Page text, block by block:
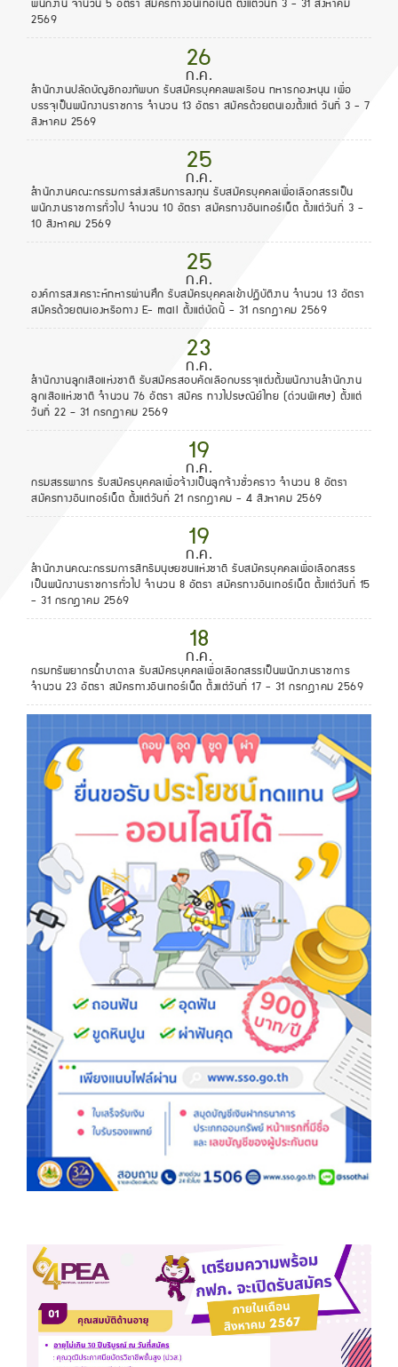
พนักงาน จำนวน 5 อัตรา สมัครทางอินเทอ์เน็ต ตั้งแต่วันที่ 3 - 31 สิงหาคม
2569
26
ก.ค.
สำนักงานปลัดบัญชีกองทัพบก รับสมัครบุคคลพลเรือน ทหารกองหนุน เพื่อ
บรรจุเป็นพนักงานราชการ จำนวน 13 อัตรา สมัครด้วยตนเองตั้งแต่ วันที่ 3 - 7
สิงหาคม 2569
25
ก.ค.
สำนักงานคณะกรรมการส่งเสริมการลงทุน รับสมัครบุคคลเพื่อเลือกสรรเป็น
พนักงานราชการทั่วไป จำนวน 10 อัตรา สมัครทางอินเทอร์เน็ต ตั้งแต่วันที่ 3 -
10 สิงหาคม 2569
25
ก.ค.
องค์การสงเคราะห์ทหารผ่านศึก รับสมัครบุคคลเข้าปฏิบัติงาน จำนวน 13 อัตรา
สมัครด้วยตนเองหรือทาง E- mail ตั้งแต่บัดนี้ - 31 กรกฎาคม 2569
23
ก.ค.
สํานักงานลูกเสือแห่งชาติ รับสมัครสอบคัดเลือกบรรจุแต่งตั้งพนักงานสํานักงาน
ลูกเสือแห่งชาติ จำนวน 76 อัตรา สมัคร ทางไปรษณีย์ไทย (ด่วนพิเศษ) ตั้งแต่
วันที่ 22 – 31 กรกฎาคม 2569
19
ก.ค.
กรมสรรพากร รับสมัครบุคคลเพื่อจ้างเป็นลูกจ้างชั่วคราว จำนวน 8 อัตรา
สมัครทางอินเทอร์เน็ต ตั้งแต่วันที่ 21 กรกฎาคม - 4 สิงหาคม 2569
19
ก.ค.
สำนักงานคณะกรรมการสิทธิมนุษยชนแห่งชาติ รับสมัครบุคคลเพื่อเลือกสรร
เป็นพนักงานราชการทั่วไป จำนวน 8 อัตรา สมัครทางอินเทอร์เน็ต ตั้งแต่วันที่ 15
- 31 กรกฎาคม 2569
18
ก.ค.
กรมทรัพยากรน้ำบาดาล รับสมัครบุคคลเพื่อเลือกสรรเป็นพนักงานราชการ
จำนวน 23 อัตรา สมัครทางอินเทอร์เน็ต ตั้งแต่วันที่ 17 - 31 กรกฎาคม 2569